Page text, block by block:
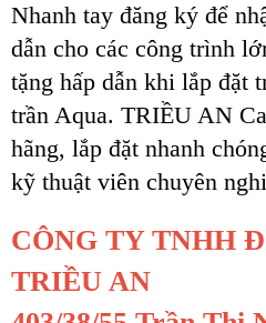
Nhanh tay đăng ký để
dẫn cho các công trình
tặng hấp dẫn khi lắp đặt
trần Aqua. TRIỀU AN
hãng, lắp đặt nhanh
kỹ thuật viên chuyên
CÔNG TY TNHH
TRIỀU AN